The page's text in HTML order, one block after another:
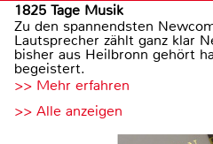
1825 Tage Musik
Zu den spannendsten
Lautsprecher zählt ganz klar
bisher aus Heilbronn gehört
begeistert.
>> Mehr erfahren
>> Alle anzeigen